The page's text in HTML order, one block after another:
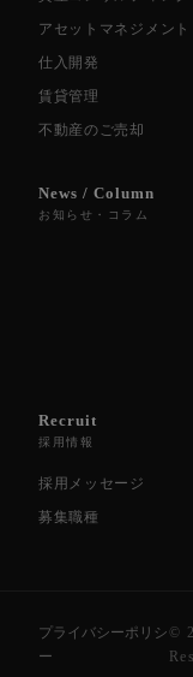
アセットマネジメント
仕入開発
賃貸管理
不動産のご売却
News / Column
お知らせ・コラム
Recruit
採用情報
採用メッセージ
募集職種
プライバシーポリシ
ー
©